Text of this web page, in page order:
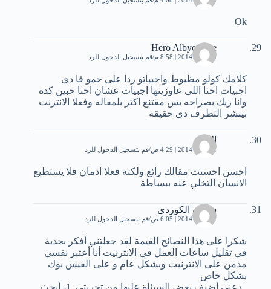
Ok
Hero Albyoffline
10 يناير، 2014 | 8:58 م قم بتسجيل الدخول للرد
كلامك كولو مظبوط واجبياتو ردا على حمو فا دى
اجبيات احنا اللى عاوزينها اجبيات عشان احنا حبين كده
وانا زيك بصراحه بس مقتنع اكتر بلمقاله وفعلا الانترنت
بينشر التطرف دى حقيقه
الاء
11 يناير، 2014 | 4:29 ص قم بتسجيل الدخول للرد
احسن احسنت مقالك رائع ولكنه فعلا ادمان فلا يستطيع
الانسان التخلي عنه ببساطة
سيبان الكوردي
11 يناير، 2014 | 6:05 ص قم بتسجيل الدخول للرد
شكرا على هذا النصائح القيمة لقد جعلتني أفكر بجدية
في تقليل ساعات العمل في الانترنيت أنا أعتبر نفسي
مدمن على الانترنيت وبشكل عام و على الفيس بوك
بشكل خاص
_دعني أضيف بعض السيئاة عليها من تجربتي .1- أبحث